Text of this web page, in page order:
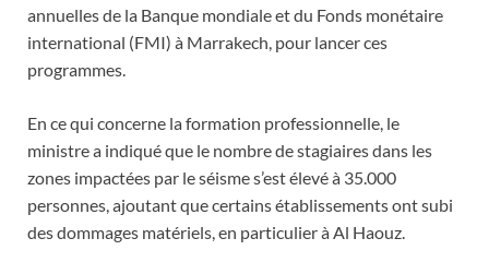
annuelles de la Banque mondiale et du Fonds monétaire
international (FMI) à Marrakech, pour lancer ces
programmes.
En ce qui concerne la formation professionnelle, le
ministre a indiqué que le nombre de stagiaires dans les
zones impactées par le séisme s’est élevé à 35.000
personnes, ajoutant que certains établissements ont subi
des dommages matériels, en particulier à Al Haouz.